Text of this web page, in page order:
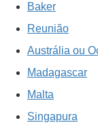
Baker
Reunião
Austrália ou
Madagascar
Malta
Singapura